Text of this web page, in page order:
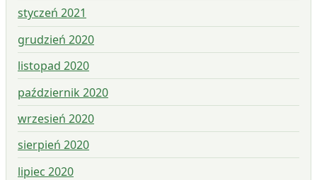
styczeń 2021
grudzień 2020
listopad 2020
październik 2020
wrzesień 2020
sierpień 2020
lipiec 2020